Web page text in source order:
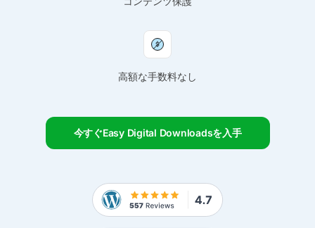
高額な手数料なし
今すぐEasy Digital Downloadsを入手